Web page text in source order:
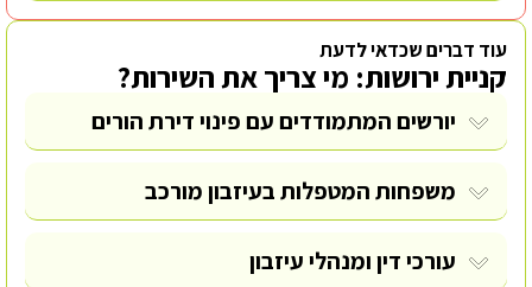
עוד דברים שכדאי לדעת
קניית ירושות: מי צריך את השירות?
יורשים המתמודדים עם פינוי דירת הורים
משפחות המטפלות בעיזבון מורכב
עורכי דין ומנהלי עיזבון